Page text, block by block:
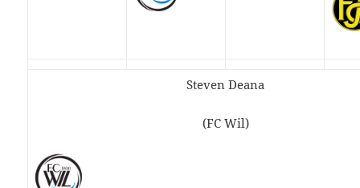
Steven Deana
(FC Wil)